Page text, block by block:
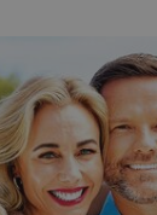
rituály a
Je důležité